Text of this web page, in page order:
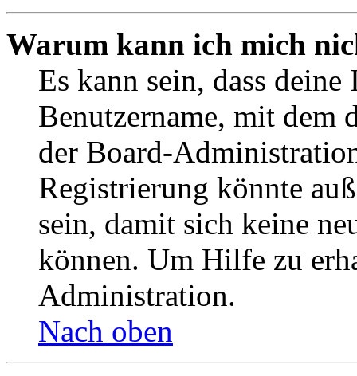
Warum kann ich mich
Es kann sein, dass
Benutzername, mit dem
der Board-
Registrierung könnte
sein, damit sich keine
können. Um Hilfe zu
Administration.
Nach oben